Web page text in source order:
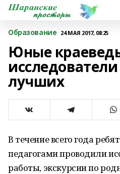
Образование 24 МАЯ 2017, 08:25
Юные
лучших
В течение всего года
педагогами проводили
работы, экскурсии по